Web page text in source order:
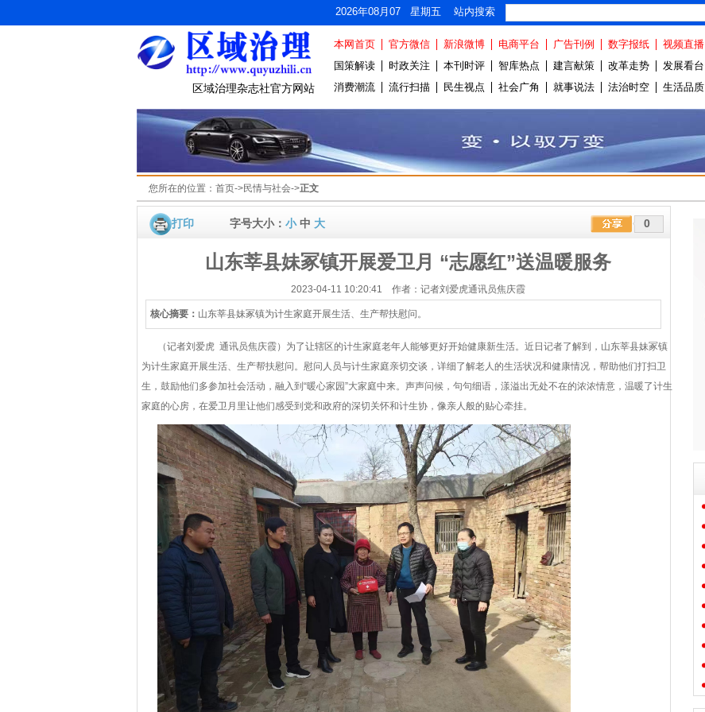
2026年08月07 星期五 站内搜索
区域治理杂志社官方网站
本网首页 官方微信 新浪微博 电商平台 广告刊例 数字报纸 视频直播
国策解读
时政关注 本刊时评 智库热点 建言献策 改革走势 发展看台
消费潮流
流行扫描 民生视点 社会广角 就事说法 法治时空 生活品质
您所在的位置： 首页->民情与社会->正文
打印 字号大小： 小中 大 0
山东莘县妹冢镇开展爱卫月 “志愿红”送温暖服务
2023-04-11 10:20:41 作者：记者刘爱虎通讯员焦庆霞
核心摘要： 山东莘县妹冢镇为计生家庭开展生活、生产帮扶慰问。
（记者刘爱虎 通讯员焦庆霞）为了让辖区的计生家庭老年人能够更好开始健康新生活。近日记者了解到，山东莘县妹冢镇
为计生家庭开展生活、生产帮扶慰问。慰问人员与计生家庭亲切交谈，详细了解老人的生活状况和健康情况，帮助他们打扫卫
生，鼓励他们多参加社会活动，融入到“暖心家园”大家庭中来。声声问候，句句细语，漾溢出无处不在的浓浓情意，温暖了计生
家庭的心房，在爱卫月里让他们感受到党和政府的深切关怀和计生协，像亲人般的贴心牵挂。